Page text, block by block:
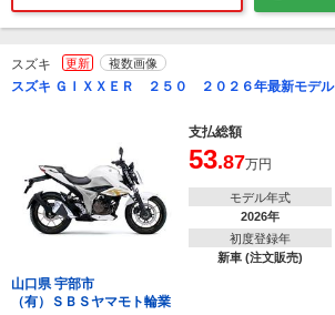
スズキ 更新 複数画像
スズキ ＧＩＸＸＥＲ ２５０ ２０２６年最新モデル
支払総額
53.87万円
モデル年式
2026年
初度登録年
新車 (注文販売)
山口県 宇部市
（有）ＳＢＳヤマモト輪業